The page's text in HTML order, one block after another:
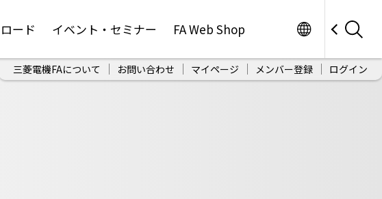
ード イベント・セミナー FA Web Shop
三菱電機FAについて お問い合わせ マイページ メンバー登録 ログイン